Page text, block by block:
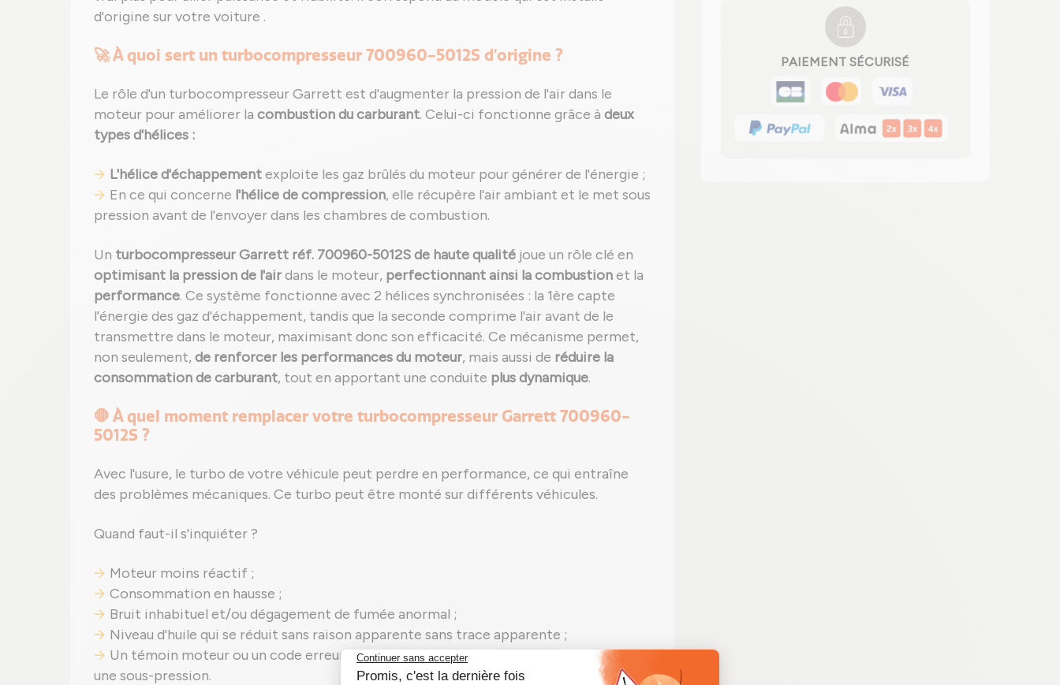
d'origine sur votre voiture .
🚀 À quoi sert un turbocompresseur 700960-5012S d'origine ?
Le rôle d'un turbocompresseur Garrett est d'augmenter la pression de l'air dans le
moteur pour améliorer la combustion du carburant. Celui-ci fonctionne grâce à deux
types d'hélices :
L'hélice d'échappementexploite les gaz brûlés du moteur pour générer de l'énergie ;
En ce qui concerne l'hélice de compression, elle récupère l'air ambiant et le met sous
pression avant de l'envoyer dans les chambres de combustion.
Un turbocompresseur Garrett réf. 700960-5012S de haute qualité joue un rôle clé en
optimisant la pression de l'airdans le moteur, perfectionnant ainsi la combustionet la
performance. Ce système fonctionne avec 2 hélices synchronisées : la 1ère capte
l'énergie des gaz d'échappement, tandis que la seconde comprime l'air avant de le
transmettre dans le moteur, maximisant donc son efficacité. Ce mécanisme permet,
non seulement, de renforcer les performances du moteur, mais aussi de réduire la
consommation de carburant, tout en apportant une conduite plus dynamique.
🛑 À quel moment remplacer votre turbocompresseur Garrett 700960-
5012S ?
Avec l'usure, le turbo de votre véhicule peut perdre en performance, ce qui entraîne
des problèmes mécaniques. Ce turbo peut être monté sur différents véhicules.
Quand faut-il s'inquiéter ?
Moteur moins réactif ;
Consommation en hausse ;
Bruit inhabituel et/ou dégagement de fumée anormal ;
Niveau d'huile qui se réduit sans raison apparente sans trace apparente ;
Un témoin moteur ou un code erreur peut apparaître, tel que le code P0299 pour
une sous-pression.
PAIEMENT SÉCURISÉ